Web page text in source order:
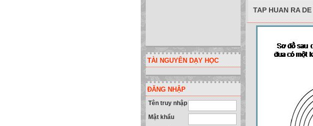
TÀI NGUYÊN DẠY HỌC
ĐĂNG NHẬP
Tên truy nhập
Mật khẩu
TAP HUAN RA